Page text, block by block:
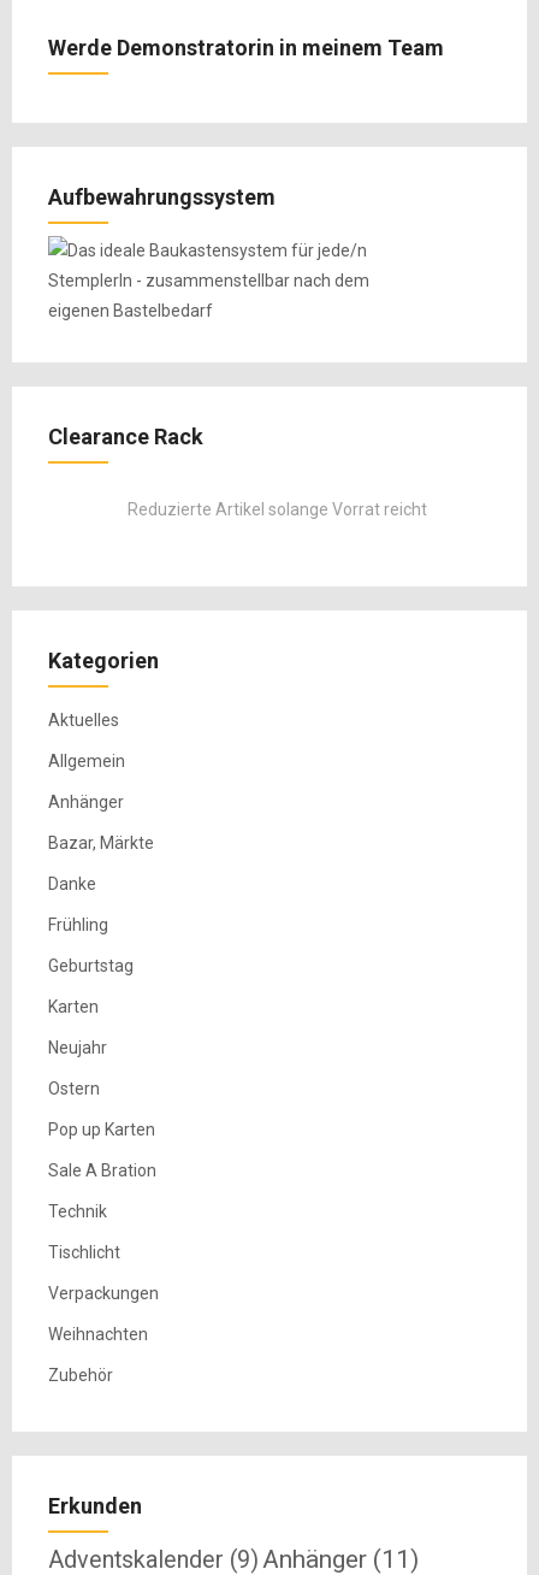
Werde Demonstratorin in meinem Team
Aufbewahrungssystem
Clearance Rack
Reduzierte Artikel solange Vorrat reicht
Kategorien
Aktuelles
Allgemein
Anhänger
Bazar, Märkte
Danke
Frühling
Geburtstag
Karten
Neujahr
Ostern
Pop up Karten
Sale A Bration
Technik
Tischlicht
Verpackungen
Weihnachten
Zubehör
Erkunden
Adventskalender (9) Anhänger (11)